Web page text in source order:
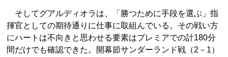
そしてグアルディオラは、「勝つために手段を選ぶ」指
揮官としての期待通りに仕事に取組んでいる。その戦い方
にハートは不向きと思わせる要素はプレミアでの計180分
間だけでも確認できた。開幕節サンダーランド戦（2 － 1）